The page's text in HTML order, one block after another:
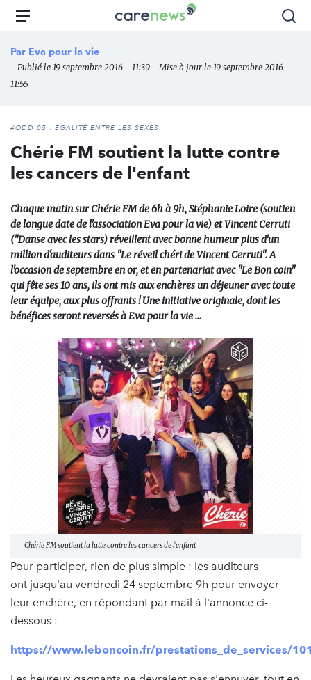
Aller
principal
Carenews,
des
Menu
Par Eva pour la vie
- Publié le 19 septembre 2016 - 11:39 - Mise à jour le 19 septembre 2016 -
11:55
#ODD 05 : ÉGALITÉ ENTRE LES SEXES
Chérie FM soutient la lutte contre
les cancers de l'enfant
Chaque matin sur Chérie FM de 6h à 9h, Stéphanie Loire (soutien
de longue date de l'association Eva pour la vie) et Vincent Cerruti
("Danse avec les stars) réveillent avec bonne humeur plus d'un
million d'auditeurs dans "Le réveil chéri de Vincent Cerruti". A
l'occasion de septembre en or, et en partenariat avec "Le Bon coin"
qui fête ses 10 ans, ils ont mis aux enchères un déjeuner avec toute
leur équipe, aux plus offrants ! Une initiative originale, dont les
bénéfices seront reversés à Eva pour la vie ...
Chérie FM soutient la lutte contre les cancers de l'enfant
Pour participer, rien de plus simple : les auditeurs
ont jusqu'au vendredi 24 septembre 9h pour envoyer
leur enchère, en répondant par mail à l'annonce ci-
dessous :
https://www.leboncoin.fr/prestations_de_services/